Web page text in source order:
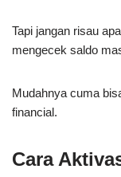
Tapi jangan risau
mengecek saldo
Mudahnya cuma
financial.
Cara